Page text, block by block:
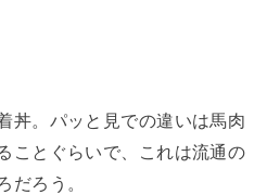
丼。パッと見での違いは馬肉
ことぐらいで、これは流通の
だろう。